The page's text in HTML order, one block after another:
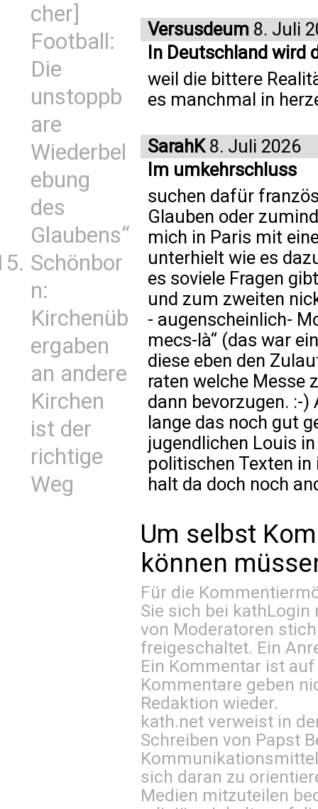
cher]
Football:
Die
unstoppb
are
Wiederbel
ebung
des
Glaubens“
Schönbor
n:
Kirchenüb
ergaben
an andere
Kirchen
ist der
richtige
Weg
Versusdeum 8. Juli
In Deutschland wird
weil die bittere
es manchmal in
SarahK8. Juli 2026
Im umkehrschluss
suchen dafür
Glauben oder
mich in Paris mit
unterhielt wie es
es soviele Fragen
und zum zweiten
- augenscheinlich-
mecs-là“ (das war
diese eben den
raten welche Messe
dann bevorzugen. :-
lange das noch gut
jugendlichen Louis
politischen Texten
halt da doch noch
Um selbst
können
Für die
Sie sich bei kathLogin
von Moderatoren
freigeschaltet. Ein
Ein Kommentar ist
Kommentare geben
Redaktion wieder.
kath.net verweist in
Schreiben von Papst
sich daran zu
Medien mitzuteilen